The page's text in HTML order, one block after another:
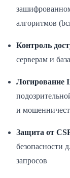
алгоритмов
Контроль
серверам и
Логирование
и
Защита от
безопасности
запросов